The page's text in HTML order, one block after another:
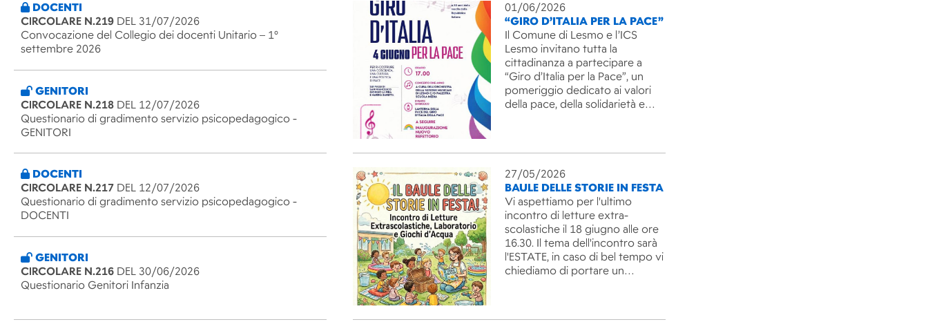
DOCENTI
CIRCOLARE N.219 DEL 31/07/2026
Convocazione del Collegio dei docenti Unitario – 1°
settembre 2026
GENITORI
CIRCOLARE N.218 DEL 12/07/2026
Questionario di gradimento servizio psicopedagogico -
GENITORI
DOCENTI
CIRCOLARE N.217 DEL 12/07/2026
Questionario di gradimento servizio psicopedagogico -
DOCENTI
GENITORI
CIRCOLARE N.216 DEL 30/06/2026
Questionario Genitori Infanzia
01/06/2026
“GIRO D’ITALIA PER LA PACE”
Il Comune di Lesmo e l’ICS
Lesmo invitano tutta la
cittadinanza a partecipare a
“Giro d’Italia per la Pace”, un
pomeriggio dedicato ai valori
della pace, della solidarietà e…
27/05/2026
BAULE DELLE STORIE IN FESTA
Vi aspettiamo per l'ultimo
incontro di letture extra-
scolastiche il 18 giugno alle ore
16.30. Il tema dell'incontro sarà
l'ESTATE, in caso di bel tempo vi
chiediamo di portare un…